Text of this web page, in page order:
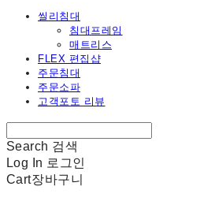
씰리침대
침대프레임
매트리스
FLEX 편집샵
주문침대
주문소파
고객포토 리뷰
Search 검색
Log In 로그인
Cart장바구니